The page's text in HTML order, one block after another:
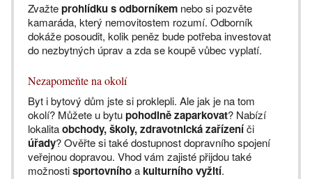
Zvažteprohlídku s odborníkem nebo si pozvěte
kamaráda, který nemovitostem rozumí. Odborník
dokáže posoudit, kolik peněz bude potřeba investovat
do nezbytných úprav a zda se koupě vůbec vyplatí.
Nezapomeňte na okolí
Byt i bytový dům jste si proklepli. Ale jak je na tom
okolí? Můžete u bytupohodlně zaparkovat? Nabízí
lokalitaobchody, školy, zdravotnická zařízeníči
úřady? Ověřte si také dostupnost dopravního spojení
veřejnou dopravou. Vhod vám zajisté přijdou také
možnostisportovníhoakulturního vyžití.